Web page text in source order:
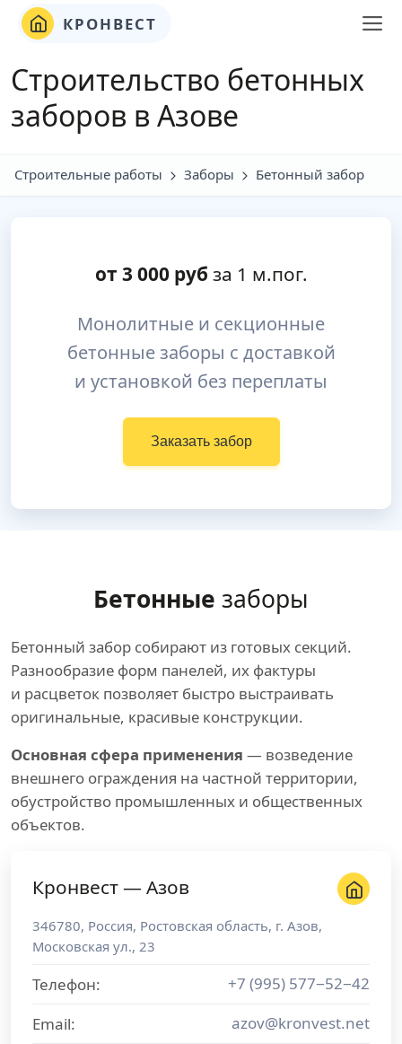
КРОНВЕСТ
Строительство бетонных
заборов в Азове
Строительные работы Заборы Бетонный забор
от 3 000руб за 1 м.пог.
Монолитные и секционные
бетонные заборы с доставкой
и установкой без переплаты
Заказать забор
Бетонные заборы
Бетонный забор собирают из готовых секций.
Разнообразие форм панелей, их фактуры
и расцветок позволяет быстро выстраивать
оригинальные, красивые конструкции.
Основная сфера применения — возведение
внешнего ограждения на частной территории,
обустройство промышленных и общественных
объектов.
Кронвест — Азов
346780, Россия, Ростовская область, г. Азов,
Московская ул., 23
Телефон:
+7 (995) 577−52−42
Email:
azov@kronvest.net